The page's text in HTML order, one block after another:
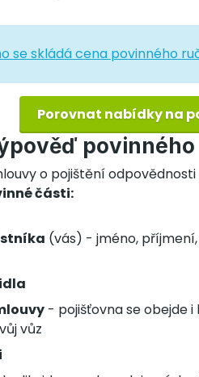
se skládá cena povinného
Porovnat nabídky na
o pojištění odpovědnosti
části:
(vás) - jméno,
- pojišťovna se obejde
vůz